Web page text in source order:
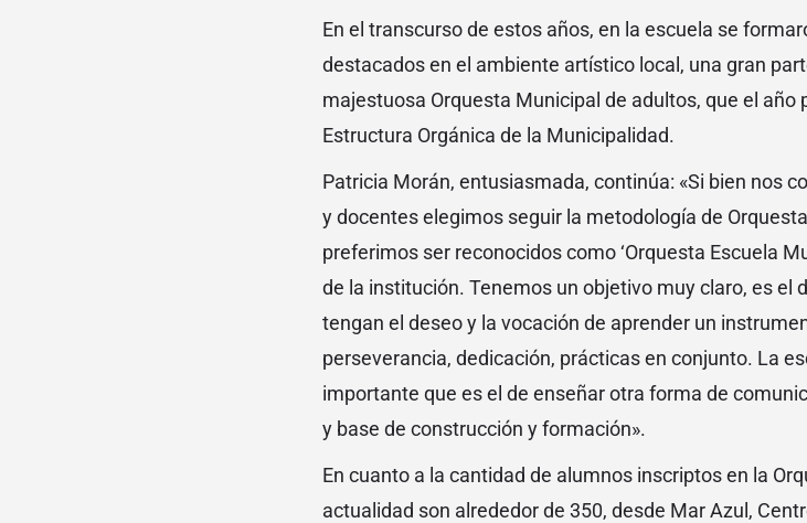
En el transcurso de estos años, en la escuela se
destacados en el ambiente artístico local, una gran
majestuosa Orquesta Municipal de adultos, que el
Estructura Orgánica de la Municipalidad.
Patricia Morán, entusiasmada, continúa: «Si bien nos
y docentes elegimos seguir la metodología de
preferimos ser reconocidos como ‘Orquesta Escuela
de la institución. Tenemos un objetivo muy claro, es el
tengan el deseo y la vocación de aprender un
perseverancia, dedicación, prácticas en conjunto. La
importante que es el de enseñar otra forma de
y base de construcción y formación».
En cuanto a la cantidad de alumnos inscriptos en la
actualidad son alrededor de 350, desde Mar Azul,